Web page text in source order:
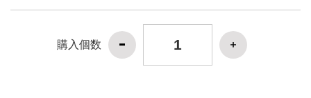
購入個数